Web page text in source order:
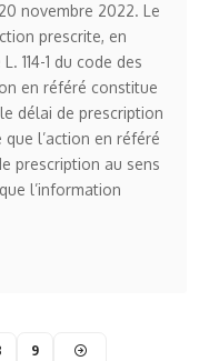
novembre 2022. Le
prescrite, en
114-1 du code des
en référé constitue
délai de prescription
que l’action en référé
prescription au sens
l’information
9